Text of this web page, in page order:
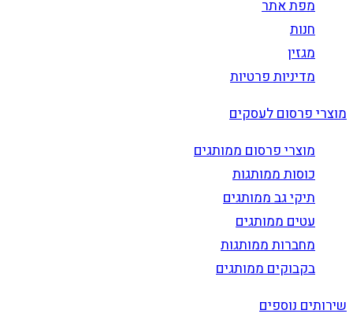
מפת אתר
חנות
מגזין
מדיניות פרטיות
מוצרי פרסום לעסקים
מוצרי פרסום ממותגים
כוסות ממותגות
תיקי גב ממותגים
עטים ממותגים
מחברות ממותגות
בקבוקים ממותגים
שירותים נוספים